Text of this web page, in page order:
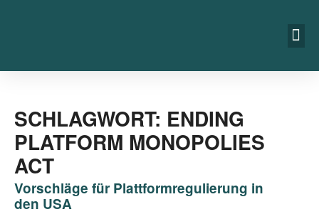
SCHLAGWORT: ENDING
PLATFORM MONOPOLIES
ACT
Vorschläge für Plattformregulierung in
den USA